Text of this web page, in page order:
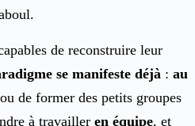
de reconstruire leur
se manifeste déjà : au
ou de former des petits groupes
à travailler en équipe, et